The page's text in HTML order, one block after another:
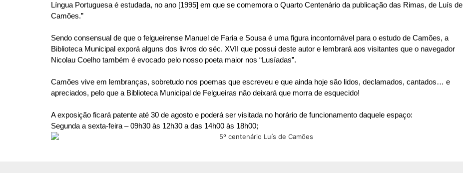
Língua Portuguesa é estudada, no ano [1995] em que se comemora o Quarto Centenário da publicação das Rimas, de Luís de
Camões.”
Sendo consensual de que o felgueirense Manuel de Faria e Sousa é uma figura incontornável para o estudo de Camões, a
Biblioteca Municipal exporá alguns dos livros do séc. XVII que possui deste autor e lembrará aos visitantes que o navegador
Nicolau Coelho também é evocado pelo nosso poeta maior nos “Lusíadas”.
Camões vive em lembranças, sobretudo nos poemas que escreveu e que ainda hoje são lidos, declamados, cantados… e
apreciados, pelo que a Biblioteca Municipal de Felgueiras não deixará que morra de esquecido!
A exposição ficará patente até 30 de agosto e poderá ser visitada no horário de funcionamento daquele espaço:
Segunda a sexta-feira – 09h30 às 12h30 a das 14h00 às 18h00;